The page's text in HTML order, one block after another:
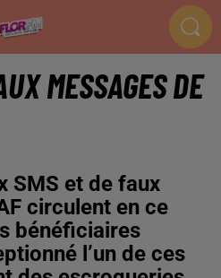
MESSAGES DE
SMS et de faux
circulent en ce
bénéficiaires
l’un de ces